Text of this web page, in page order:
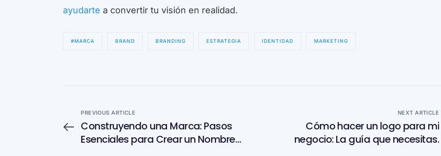
ayudarte a convertir tu visión en realidad.
#MARCA BRAND BRANDING ESTRATEGIA IDENTIDAD MARKETING
PREVIOUS ARTICLE
Construyendo una Marca: Pasos
Esenciales para Crear un Nombre
NEXT ARTICLE
Cómo hacer un logo para mi
negocio: La guía que necesitas.